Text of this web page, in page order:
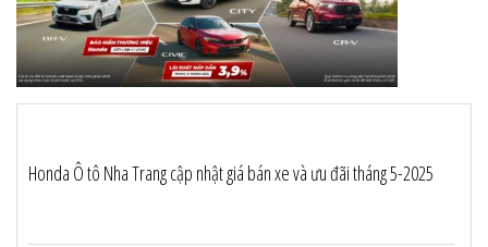
Honda Ô tô Nha Trang cập nhật giá bán xe và ưu đãi tháng 5-2025